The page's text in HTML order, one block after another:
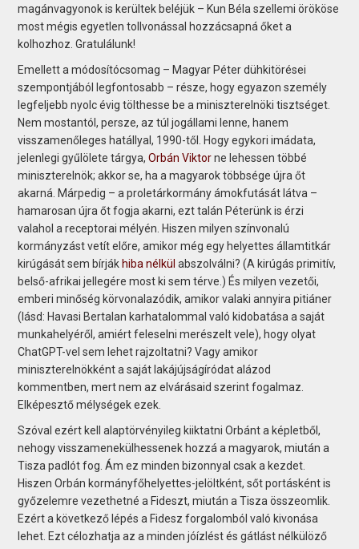
magánvagyonok is kerültek beléjük – Kun Béla szellemi örököse
most mégis egyetlen tollvonással hozzácsapná őket a
kolhozhoz. Gratulálunk!
Emellett a módosítócsomag – Magyar Péter dühkitörései
szempontjából legfontosabb – része, hogy egyazon személy
legfeljebb nyolc évig tölthesse be a miniszterelnöki tisztséget.
Nem mostantól, persze, az túl jogállami lenne, hanem
visszamenőleges hatállyal, 1990-től. Hogy egykori imádata,
jelenlegi gyűlölete tárgya,Orbán Viktorne lehessen többé
miniszterelnök; akkor se, ha a magyarok többsége újra őt
akarná. Márpedig – a proletárkormány ámokfutását látva –
hamarosan újra őt fogja akarni, ezt talán Péterünk is érzi
valahol a receptorai mélyén. Hiszen milyen színvonalú
kormányzást vetít előre, amikor még egy helyettes államtitkár
kirúgását sem bírják hiba nélkül abszolválni? (A kirúgás primitív,
belső-afrikai jellegére most ki sem térve.) És milyen vezetői,
emberi minőség körvonalazódik, amikor valaki annyira pitiáner
(lásd: Havasi Bertalan karhatalommal való kidobatása a saját
munkahelyéről, amiért feleselni merészelt vele), hogy olyat
ChatGPT-vel sem lehet rajzoltatni? Vagy amikor
miniszterelnökként a saját lakájújságíródat alázod
kommentben, mert nem az elvárásaid szerint fogalmaz.
Elképesztő mélységek ezek.
Szóval ezért kell alaptörvényileg kiiktatni Orbánt a képletből,
nehogy visszamenekülhessenek hozzá a magyarok, miután a
Tisza padlót fog. Ám ez minden bizonnyal csak a kezdet.
Hiszen Orbán kormányfőhelyettes-jelöltként, sőt portásként is
győzelemre vezethetné a Fideszt, miután a Tisza összeomlik.
Ezért a következő lépés a Fidesz forgalomból való kivonása
lehet. Ezt célozhatja az a minden jóízlést és gátlást nélkülöző